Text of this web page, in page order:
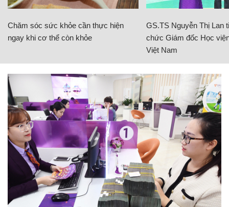
Chăm sóc sức khỏe cần thực hiện
ngay khi cơ thể còn khỏe
GS.TS Nguyễn Thị Lan
chức Giám đốc Học
Việt Nam